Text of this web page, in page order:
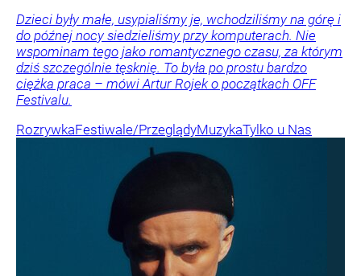
Dzieci były małe, usypialiśmy je, wchodziliśmy na górę i
do późnej nocy siedzieliśmy przy komputerach. Nie
wspominam tego jako romantycznego czasu, za którym
dziś szczególnie tęsknię. To była po prostu bardzo
ciężka praca – mówi Artur Rojek o początkach OFF
Festivalu.
RozrywkaFestiwale/PrzeglądyMuzykaTylko u Nas